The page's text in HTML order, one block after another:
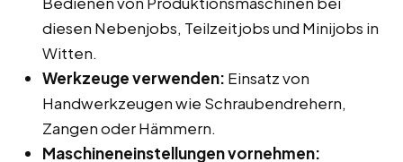
diesen Nebenjobs, Teilzeitjobs und Minijobs in
Witten.
Werkzeuge verwenden: Einsatz von
Handwerkzeugen wie Schraubendrehern,
Zangen oder Hämmern.
Maschineneinstellungen vornehmen: